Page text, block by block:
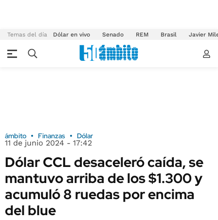
Temas del día Dólar en vivo Senado REM Brasil Javier
ámbito Finanzas Dólar
11 de junio 2024 - 17:42
Dólar CCL desaceleró caída, se
mantuvo arriba de los $1.300 y
acumuló 8 ruedas por encima
del blue